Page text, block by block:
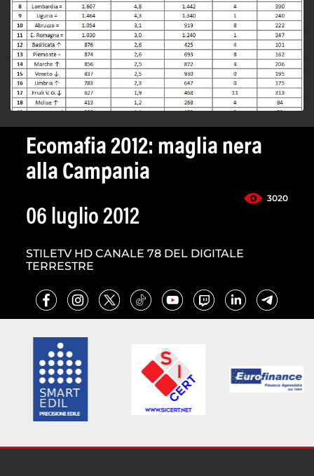
Ecomafia 2012: maglia nera
alla Campania
3020
06 luglio 2012
STILETV HD CANALE 78 DEL DIGITALE
TERRESTRE